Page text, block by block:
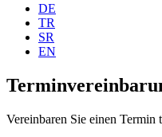
DE
TR
SR
EN
Vereinbaren Sie einen